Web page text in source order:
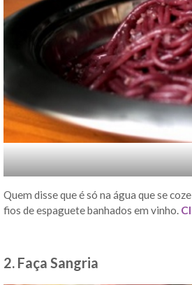
Quem disse que é só na água que se
fios de espaguete banhados em vinho.
2. Faça Sangria